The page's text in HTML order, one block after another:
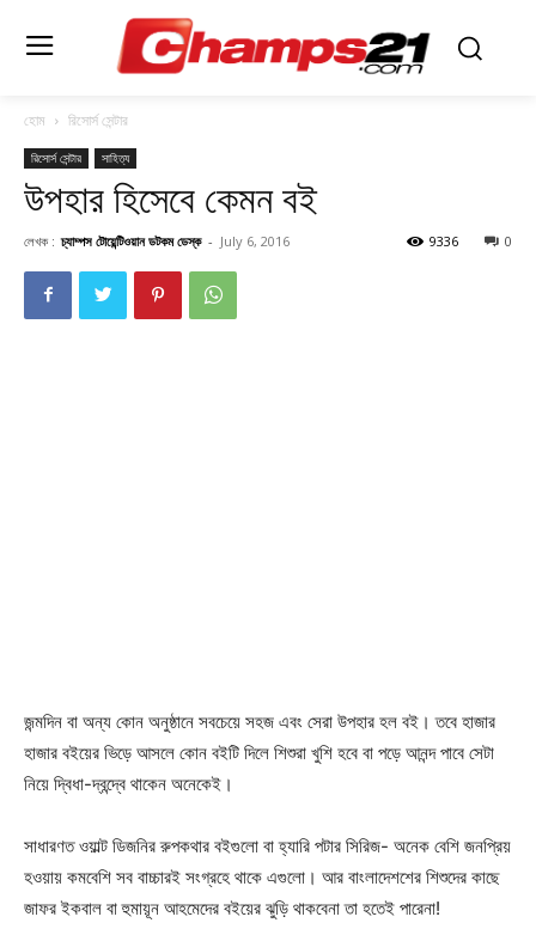
হোম রিসোর্স সেন্টার
রিসোর্স সেন্টার সাহিত্য
উপহার হিসেবে কেমন বই
লেখক : চ্যাম্পস টোয়েন্টিওয়ান ডটকম ডেস্ক - July 6, 2016 0
9336
জন্মদিন বা অন্য কোন অনুষ্ঠানে সবচেয়ে সহজ এবং সেরা উপহার হল বই। তবে হাজার
হাজার বইয়ের ভিড়ে আসলে কোন বইটি দিলে শিশুরা খুশি হবে বা পড়ে আনন্দ পাবে সেটা
নিয়ে দ্বিধা-দ্বন্দ্বে থাকেন অনেকেই।
সাধারণত ওয়াল্ট ডিজনির রুপকথার বইগুলো বা হ্যারি পটার সিরিজ- অনেক বেশি জনপ্রিয়
হওয়ায় কমবেশি সব বাচ্চারই সংগ্রহে থাকে এগুলো। আর বাংলাদেশশের শিশুদের কাছে
জাফর ইকবাল বা হুমায়ূন আহমেদের বইয়ের ঝুড়ি থাকবেনা তা হতেই পারেনা!